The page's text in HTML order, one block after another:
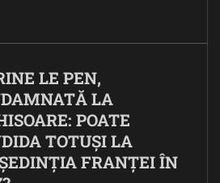
LE PEN,
LA
POATE
TOTUȘI LA
FRANȚEI ÎN